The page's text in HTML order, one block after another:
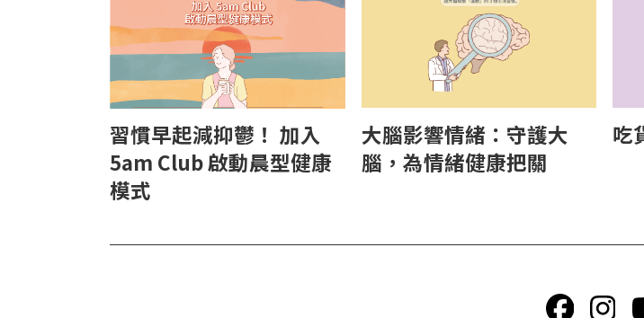
習慣早起減抑鬱！ 加入
5am Club 啟動晨型健康
模式
大腦影響情緒：守護大
腦，為情緒健康把關
吃